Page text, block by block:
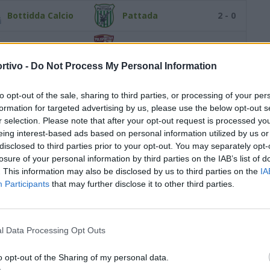
- Do Not Process My Personal Information
opt-out of the sale, sharing to third parties, or processing of your
for targeted advertising by us, please use the below opt-out
selection. Please note that after your opt-out request is processed
interest-based ads based on personal information utilized by us
to third parties prior to your opt-out. You may separately
of your personal information by third parties on the IAB’s list of
This information may also be disclosed by us to third parties on the
Participants that may further disclose it to other third parties.
Data Processing Opt Outs
opt-out of the Sharing of my personal data.
Bottidda Calcio Pattada 2 - 0
Pattada Bittese 2 - 7
Pattada Fonni 3 - 2
Pattada
Corrasijunior
Oliena
1 - 3
Pattada
Macomer Calcio Pattada